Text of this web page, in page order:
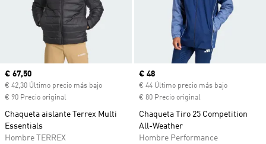
Precio actual
€ 67,50
€ 42,30 Último precio más bajo
€ 90 Precio original
Chaqueta aislante Terrex Multi
Essentials
Hombre TERREX
Precio actual
€ 48
€ 44 Último precio más bajo
€ 80 Precio original
Chaqueta Tiro 25 Competition
All-Weather
Hombre Performance